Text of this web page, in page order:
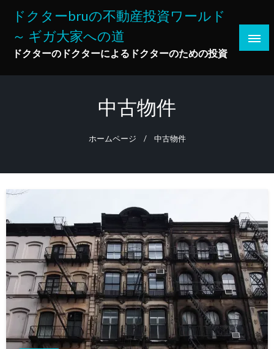
ドクターbruの不動産投資ワールド
～ ギガ大家への道
ドクターのドクターによるドクターのための投資
中古物件
ホームページ 中古物件